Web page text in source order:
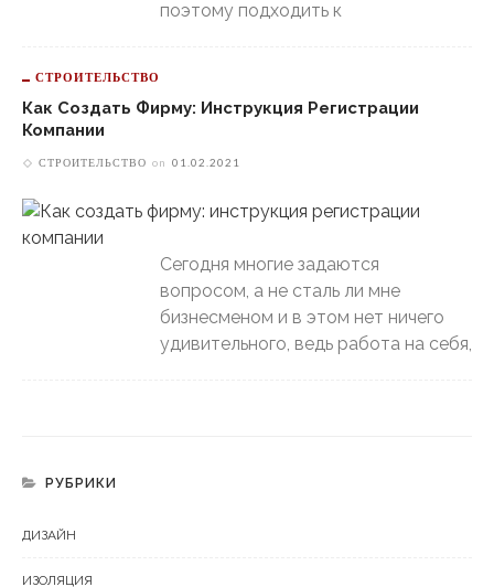
поэтому подходить к
СТРОИТЕЛЬСТВО
Как Создать Фирму: Инструкция Регистрации
Компании
СТРОИТЕЛЬСТВО on 01.02.2021
Сегодня многие задаются
вопросом, а не сталь ли мне
бизнесменом и в этом нет ничего
удивительного, ведь работа на себя,
РУБРИКИ
ДИЗАЙН
ИЗОЛЯЦИЯ